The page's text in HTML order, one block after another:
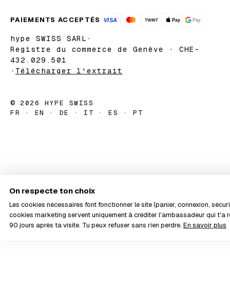
PAIEMENTS ACCEPTÉS
hype SWISS SARL ·
Registre du commerce de Genève · CHE-
432.029.501
· Télécharger l'extrait
© 2026 HYPE SWISS
FR · EN · DE · IT · ES · PT
On respecte ton choix
Les cookies nécessaires font fonctionner le site (panier, connexion,
cookies marketing servent uniquement à créditer l'ambassadeur qui t'a
90 jours après ta visite. Tu peux refuser sans rien perdre. En savoir plus